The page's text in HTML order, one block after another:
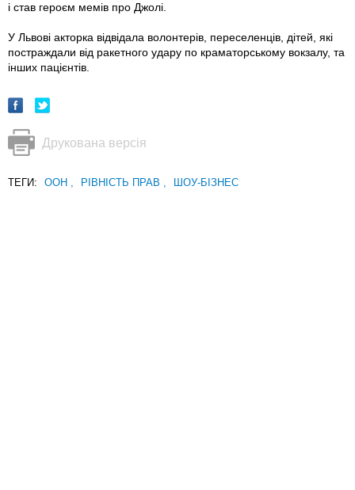
і став героєм мемів про Джолі.
У Львові акторка відвідала волонтерів, переселенців, дітей, які
постраждали від ракетного удару по краматорському вокзалу, та
інших пацієнтів.
Друкована версія
ТЕГИ: ООН , РІВНІСТЬ ПРАВ , ШОУ-БІЗНЕС